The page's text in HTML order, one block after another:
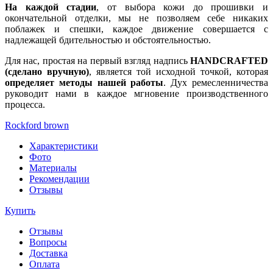
На каждой стадии, от выбора кожи до прошивки и
окончательной отделки, мы не позволяем себе никаких
поблажек и спешки, каждое движение совершается с
надлежащей бдительностью и обстоятельностью.
Для нас, простая на первый взгляд надпись HANDCRAFTED
(сделано вручную), является той исходной точкой, которая
определяет методы нашей работы. Дух ремесленничества
руководит нами в каждое мгновение производственного
процесса.
Rockford brown
Характеристики
Фото
Материалы
Рекомендации
Отзывы
Купить
Отзывы
Вопросы
Доставка
Оплата